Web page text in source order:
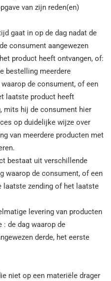
van zijn reden(en)
gaat in op de dag nadat de
consument aangewezen
product heeft ontvangen, of:
bestelling meerdere
de consument, of een
laatste product heeft
mits hij de consument hier
op duidelijke wijze over
van meerdere producten met
bestaat uit verschillende
waarop de consument, of een
laatste zending of het laatste
levering van producten
: de dag waarop de
derde, het eerste
niet op een materiële drager